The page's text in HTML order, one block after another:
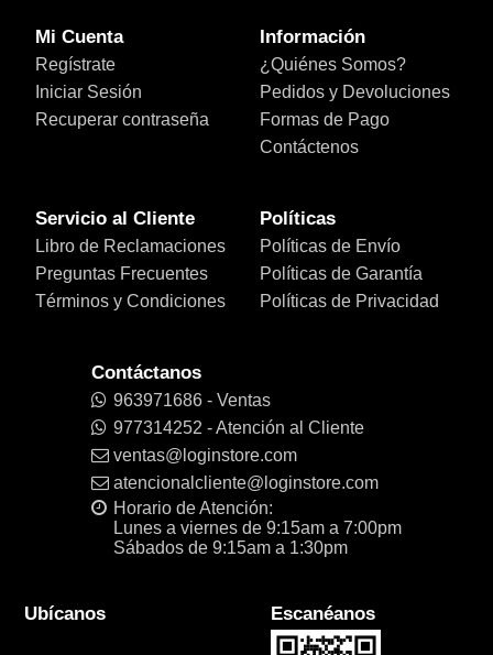
Mi Cuenta
Regístrate
Iniciar Sesión
Recuperar contraseña
Información
¿Quiénes Somos?
Pedidos y Devoluciones
Formas de Pago
Contáctenos
Servicio al Cliente
Libro de Reclamaciones
Preguntas Frecuentes
Términos y Condiciones
Políticas
Políticas de Envío
Políticas de Garantía
Políticas de Privacidad
Contáctanos
963971686 - Ventas
977314252 - Atención al Cliente
ventas@loginstore.com
atencionalcliente@loginstore.com
Horario de Atención:
Lunes a viernes de 9:15am a 7:00pm
Sábados de 9:15am a 1:30pm
Ubícanos Escanéanos